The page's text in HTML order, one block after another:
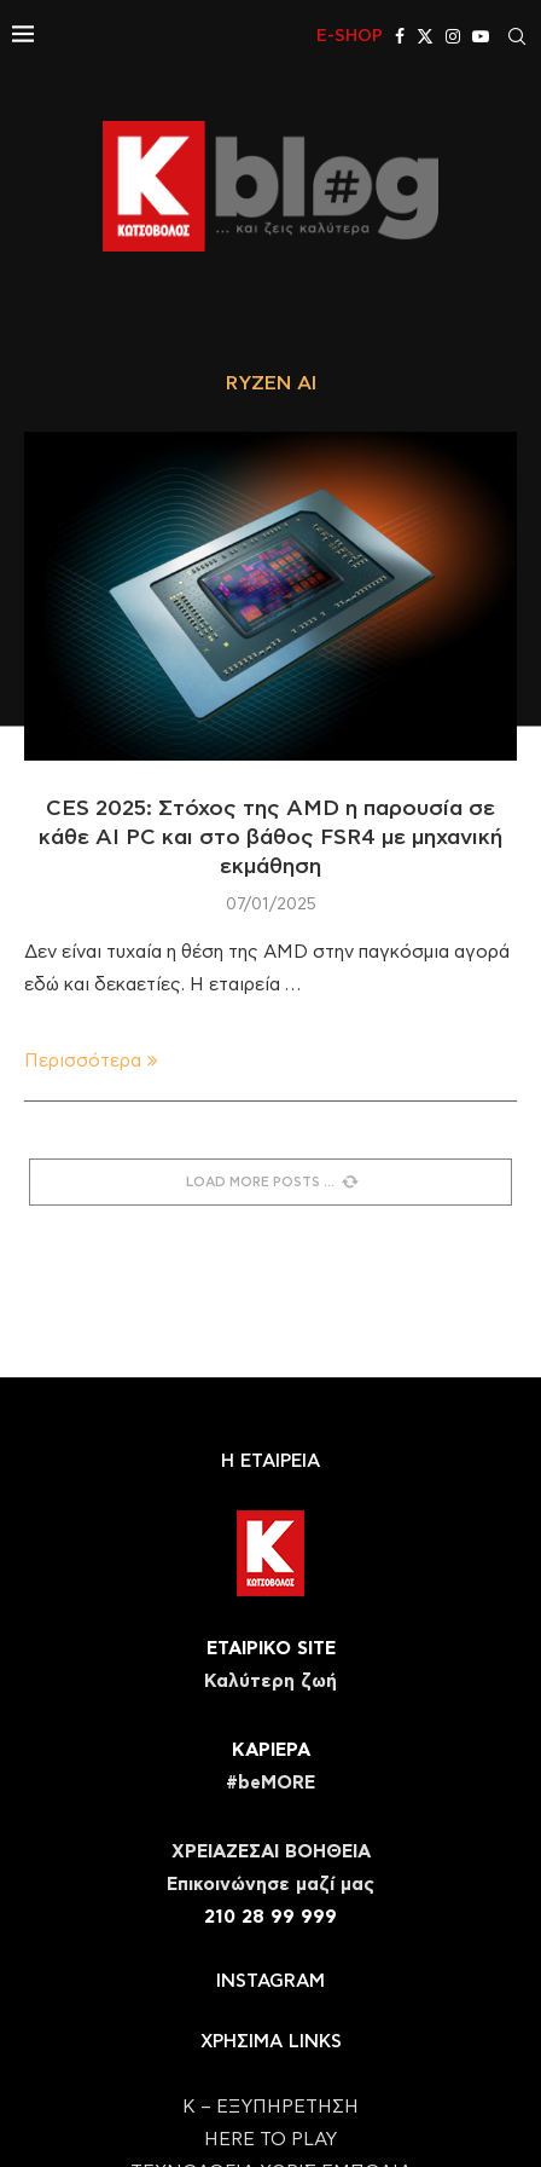
E-SHOP
RYZEN AI
CES 2025: Στόχος της AMD η παρουσία σε
κάθε ΑΙ PC και στο βάθος FSR4 με μηχανική
εκμάθηση
07/01/2025
Δεν είναι τυχαία η θέση της AMD στην παγκόσμια αγορά
εδώ και δεκαετίες. Η εταιρεία …
Περισσότερα
LOAD MORE POSTS
Η ΕΤΑΙΡΕΙΑ
ΕΤΑΙΡΙΚΟ SITE
Καλύτερη ζωή
ΚΑΡΙΕΡΑ
#beMORE
ΧΡΕΙΑΖΕΣΑΙ ΒΟΗΘΕΙΑ
Eπικοινώνησε μαζί μας
210 28 99 999
INSTAGRAM
ΧΡΗΣΙΜΑ LINKS
Κ – ΕΞΥΠΗΡΕΤΗΣΗ
HERE TO PLAY